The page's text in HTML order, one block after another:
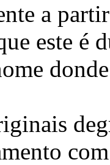
a
este é